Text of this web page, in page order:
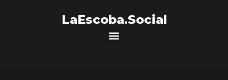
LaEscoba.Social